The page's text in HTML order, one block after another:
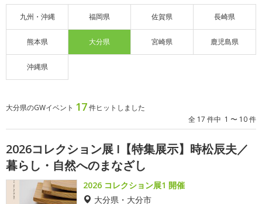
九州・沖縄 福岡県 佐賀県 長崎県
熊本県 大分県 宮崎県 鹿児島県
沖縄県
大分県のGWイベント 17件ヒットしました
全 17 件中 1 〜 10 件
2026コレクション展 I【特集展示】時松辰夫／
暮らし・自然へのまなざし
2026 コレクション展1 開催
大分県・大分市